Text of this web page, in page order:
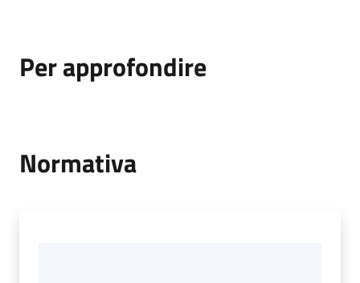
Per approfondire
Normativa